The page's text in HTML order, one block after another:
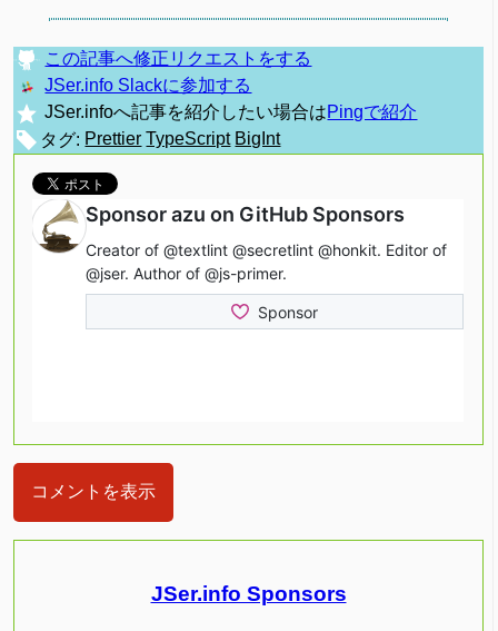
この記事へ修正リクエストをする
JSer.info Slackに参加する
JSer.infoへ記事を紹介したい場合はPingで紹介
タグ: Prettier TypeScript BigInt
コメントを表示
JSer.info Sponsors